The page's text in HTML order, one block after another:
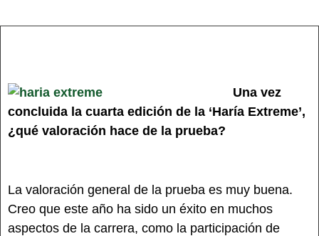
Una vez
concluida la cuarta edición de la ‘Haría Extreme’,
¿qué valoración hace de la prueba?
La valoración general de la prueba es muy buena.
Creo que este año ha sido un éxito en muchos
aspectos de la carrera, como la participación de